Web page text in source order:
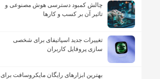
چالش کمبود دسترسی هوش مصنوعی و
تاثیر آن بر کسب و کارها
تغییرات جدید اسپاتیفای برای شخصی
سازی پروفایل کاربران
بهترین ابزارهای رایگان مایکروسافت برای